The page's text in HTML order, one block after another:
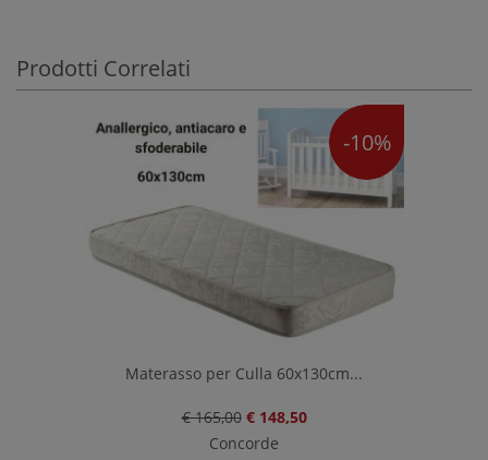
Prodotti Correlati
-10%
Materasso per Culla 60x130cm...
€ 165,00 € 148,50
Concorde